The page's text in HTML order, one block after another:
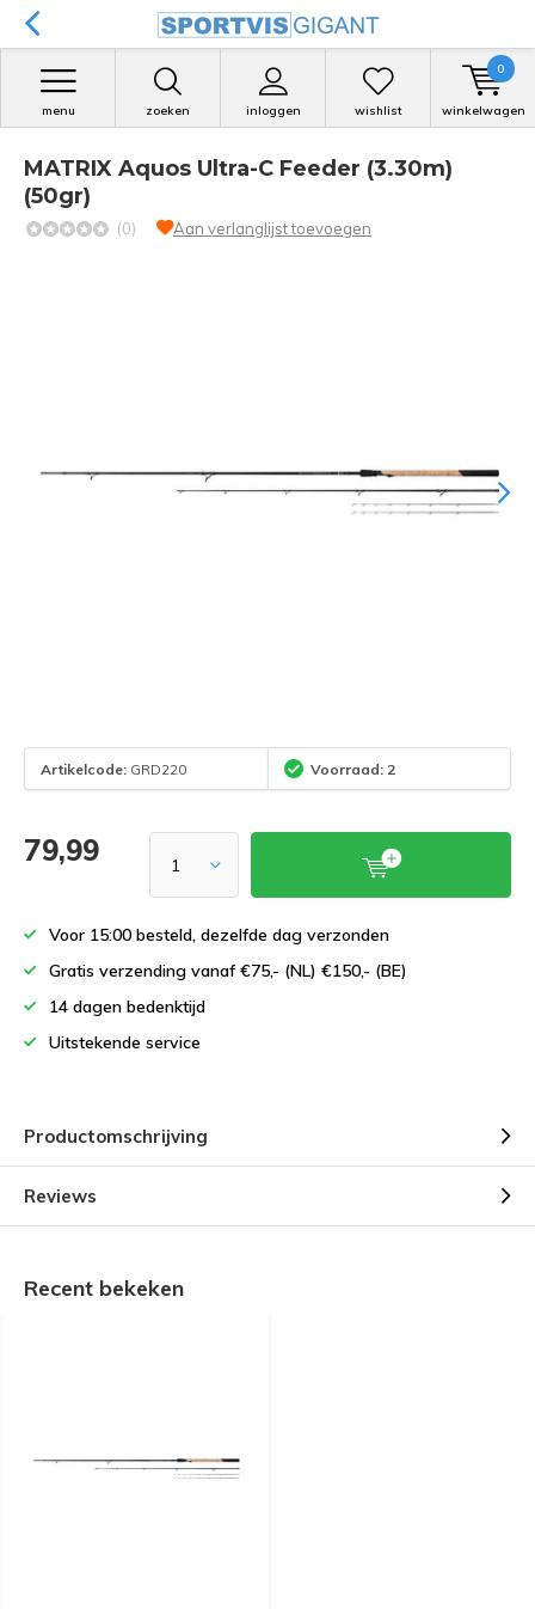
zoeken inloggen
menu wishlist winkelwagen
0
MATRIX Aquos Ultra-C Feeder (3.30m)
(50gr)
(0) Aan verlanglijst toevoegen
Artikelcode: GRD220 Voorraad: 2
79,99
Voor 15:00 besteld, dezelfde dag verzonden
Gratis verzending vanaf €75,- (NL) €150,- (BE)
14 dagen bedenktijd
Uitstekende service
Productomschrijving
Reviews
Recent bekeken